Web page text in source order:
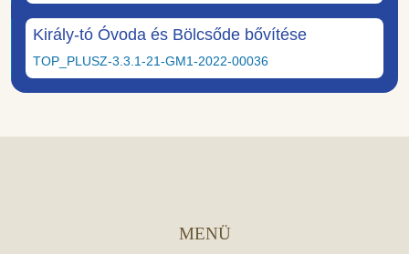
Király-tó Óvoda és Bölcsőde bővítése
TOP_PLUSZ-3.3.1-21-GM1-2022-00036
MENÜ